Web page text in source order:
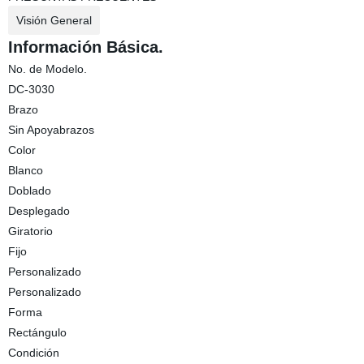
Visión General
Información Básica.
No. de Modelo.
DC-3030
Brazo
Sin Apoyabrazos
Color
Blanco
Doblado
Desplegado
Giratorio
Fijo
Personalizado
Personalizado
Forma
Rectángulo
Condición